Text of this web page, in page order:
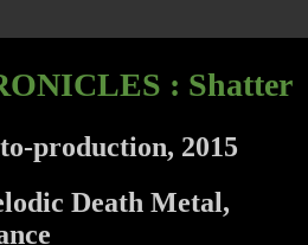
: Shatter
production, 2015
Death Metal,